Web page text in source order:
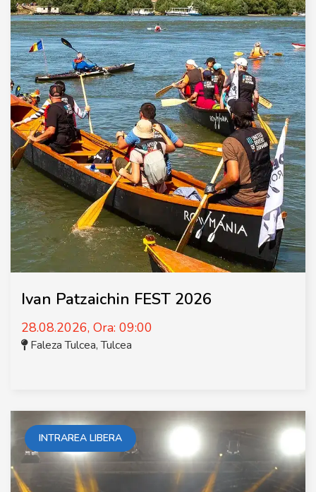
Ivan Patzaichin FEST 2026
28.08.2026, Ora: 09:00
Faleza Tulcea,Tulcea
INTRAREA LIBERA